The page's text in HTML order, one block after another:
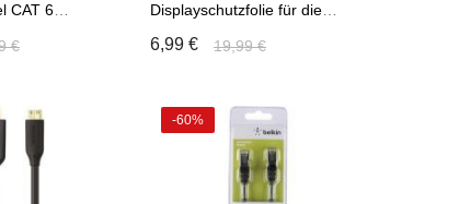
CAT 6
€
In den Warenkorb
Displayschutzfolie für die
6,99 € 19,99 €
-60%